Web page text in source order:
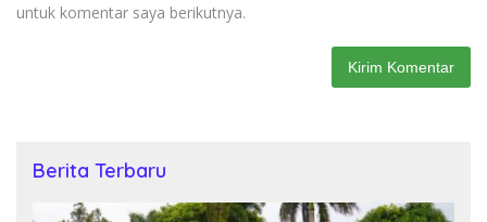
untuk komentar saya berikutnya.
Berita Terbaru